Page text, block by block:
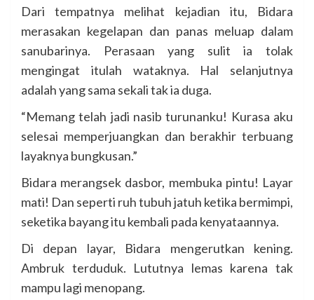
Dari tempatnya melihat kejadian itu, Bidara
merasakan kegelapan dan panas meluap dalam
sanubarinya. Perasaan yang sulit ia tolak
mengingat itulah wataknya. Hal selanjutnya
adalah yang sama sekali tak ia duga.
“Memang telah jadi nasib turunanku! Kurasa aku
selesai memperjuangkan dan berakhir terbuang
layaknya bungkusan.”
Bidara merangsek dasbor, membuka pintu! Layar
mati! Dan seperti ruh tubuh jatuh ketika bermimpi,
seketika bayang itu kembali pada kenyataannya.
Di depan layar, Bidara mengerutkan kening.
Ambruk terduduk. Lututnya lemas karena tak
mampu lagi menopang.